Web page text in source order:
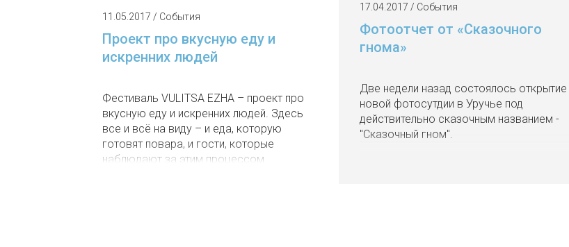
11.05.2017 / События
Проект про вкусную еду и
искренних людей
Фестиваль VULITSA EZHA – проект про
вкусную еду и искренних людей. Здесь
все и всё на виду – и еда, которую
готовят повара, и гости, которые
наблюдают за этим процессом.
17.04.2017 / События
Фотоотчет от «Сказочного
гнома»
Две недели назад состоялось открытие
новой фотосутдии в Уручье под
действительно сказочным названием -
"Сказочный гном".